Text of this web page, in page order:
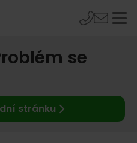
se
stránku